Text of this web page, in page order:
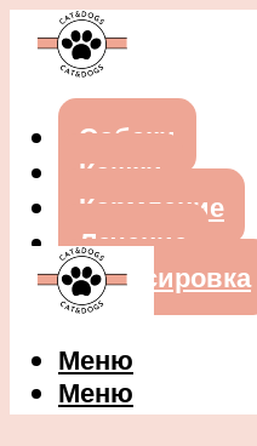
Собаки
Кошки
Кормление
Лечение
Дрессировка
Меню
Меню